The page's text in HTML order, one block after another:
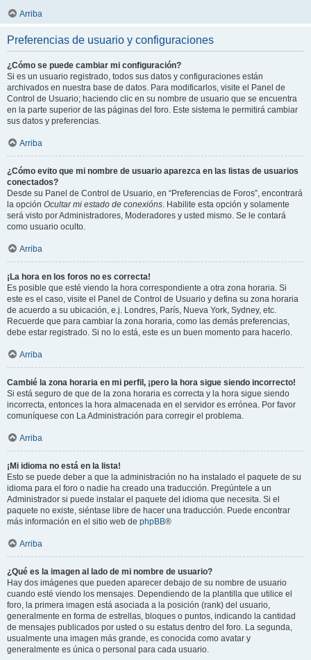
Arriba
Preferencias de usuario y configuraciones
¿Cómo se puede cambiar mi configuración?
Si es un usuario registrado, todos sus datos y configuraciones están
archivados en nuestra base de datos. Para modificarlos, visite el Panel de
Control de Usuario; haciendo clic en su nombre de usuario que se encuentra
en la parte superior de las páginas del foro. Este sistema le permitirá cambiar
sus datos y preferencias.
Arriba
¿Cómo evito que mi nombre de usuario aparezca en las listas de usuarios
conectados?
Desde su Panel de Control de Usuario, en “Preferencias de Foros”, encontrará
la opción Ocultar mi estado de conexións. Habilite esta opción y solamente
será visto por Administradores, Moderadores y usted mismo. Se le contará
como usuario oculto.
Arriba
¡La hora en los foros no es correcta!
Es posible que esté viendo la hora correspondiente a otra zona horaria. Si
este es el caso, visite el Panel de Control de Usuario y defina su zona horaria
de acuerdo a su ubicación, e.j. Londres, París, Nueva York, Sydney, etc.
Recuerde que para cambiar la zona horaria, como las demás preferencias,
debe estar registrado. Si no lo está, este es un buen momento para hacerlo.
Arriba
Cambié la zona horaria en mi perfil, ¡pero la hora sigue siendo incorrecto!
Si está seguro de que de la zona horaria es correcta y la hora sigue siendo
incorrecta, entonces la hora almacenada en el servidor es errónea. Por favor
comuníquese con La Administración para corregir el problema.
Arriba
¡Mi idioma no está en la lista!
Esto se puede deber a que la administración no ha instalado el paquete de su
idioma para el foro o nadie ha creado una traducción. Pregúntele a un
Administrador si puede instalar el paquete del idioma que necesita. Si el
paquete no existe, siéntase libre de hacer una traducción. Puede encontrar
más información en el sitio web de phpBB®
Arriba
¿Qué es la imagen al lado de mi nombre de usuario?
Hay dos imágenes que pueden aparecer debajo de su nombre de usuario
cuando esté viendo los mensajes. Dependiendo de la plantilla que utilice el
foro, la primera imagen está asociada a la posición (rank) del usuario,
generalmente en forma de estrellas, bloques o puntos, indicando la cantidad
de mensajes publicados por usted o su estatus dentro del foro. La segunda,
usualmente una imagen más grande, es conocida como avatar y
generalmente es única o personal para cada usuario.